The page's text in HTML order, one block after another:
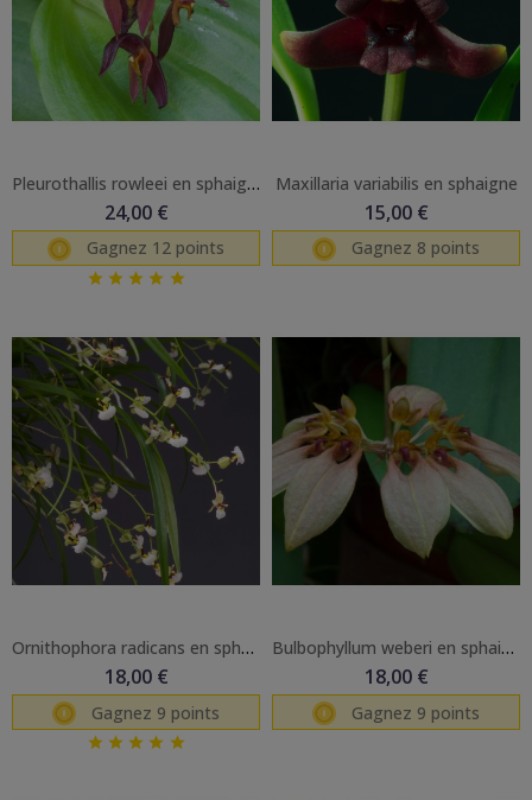
Pleurothallis rowleei en sphaigne
24,00 €
Gagnez 12 points
    
Maxillaria variabilis en sphaigne
15,00 €
Gagnez 8 points
Ornithophora radicans en sphaigne
18,00 €
Gagnez 9 points
    
Bulbophyllum weberi en sphaigne
18,00 €
Gagnez 9 points